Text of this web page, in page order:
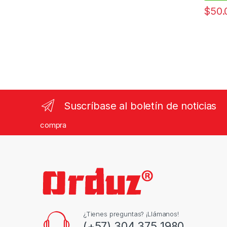
$
Suscríbase al boletín de noticias
compra
¿Tienes preguntas? ¡Llámanos!